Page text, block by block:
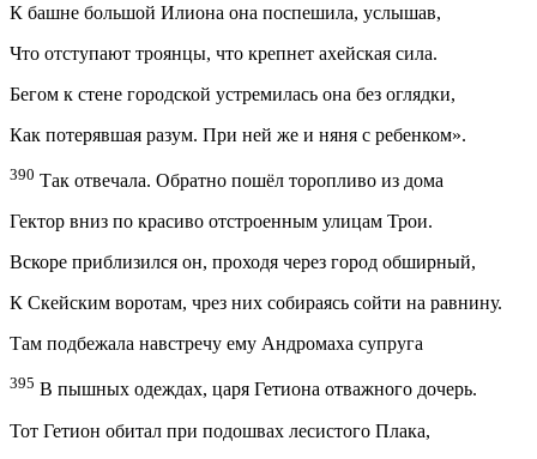
К башне большой Илиона она поспешила, услышав,
Что отступают троянцы, что крепнет ахейская сила.
Бегом к стене городской устремилась она без оглядки,
Как потерявшая разум. При ней же и няня с ребенком».
390 Так отвечала. Обратно пошёл торопливо из дома
Гектор вниз по красиво отстроенным улицам Трои.
Вскоре приблизился он, проходя через город обширный,
К Скейским воротам, чрез них собираясь сойти на равнину.
Там подбежала навстречу ему Андромаха супруга
395 В пышных одеждах, царя Гетиона отважного дочерь.
Тот Гетион обитал при подошвах лесистого Плака,